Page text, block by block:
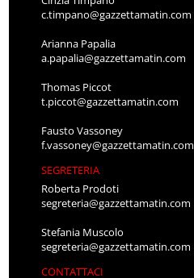
c.timpano@gazzettamatin.com
Arianna Papalia
a.papalia@gazzettamatin.com
Thomas Piccot
t.piccot@gazzettamatin.com
Fausto Vassoney
f.vassoney@gazzettamatin.com
SEGRETERIA
Roberta Prodoti
segreteria@gazzettamatin.com
Stefania Muscolo
segreteria@gazzettamatin.com
CONTATTACI